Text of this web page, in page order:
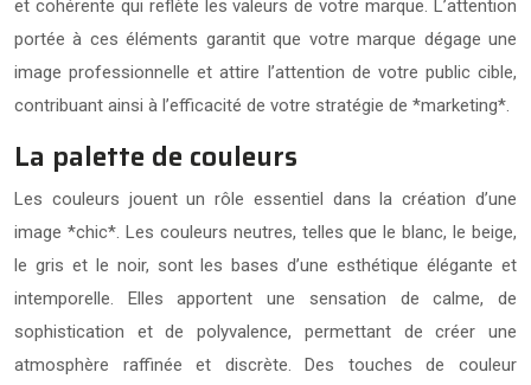
et cohérente qui reflète les valeurs de votre marque. L’attention
portée à ces éléments garantit que votre marque dégage une
image professionnelle et attire l’attention de votre public cible,
contribuant ainsi à l’efficacité de votre stratégie de *marketing*.
La palette de couleurs
Les couleurs jouent un rôle essentiel dans la création d’une
image *chic*. Les couleurs neutres, telles que le blanc, le beige,
le gris et le noir, sont les bases d’une esthétique élégante et
intemporelle. Elles apportent une sensation de calme, de
sophistication et de polyvalence, permettant de créer une
atmosphère raffinée et discrète. Des touches de couleur